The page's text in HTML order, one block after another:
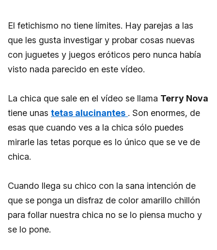
El fetichismo no tiene límites. Hay parejas a las
que les gusta investigar y probar cosas nuevas
con juguetes y juegos eróticos pero nunca había
visto nada parecido en este vídeo.
La chica que sale en el vídeo se llama Terry Nova
tiene unas tetas alucinantes . Son enormes, de
esas que cuando ves a la chica sólo puedes
mirarle las tetas porque es lo único que se ve de
chica.
Cuando llega su chico con la sana intención de
que se ponga un disfraz de color amarillo chillón
para follar nuestra chica no se lo piensa mucho y
se lo pone.